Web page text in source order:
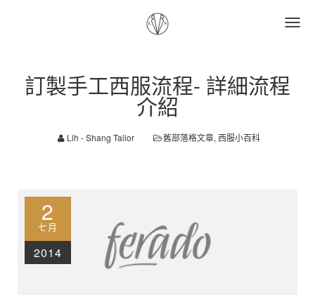
訂製手工西服流程- 詳細流程
介紹
Lih - Shang Tailor 舊部落格文章,西服小百科
2
七月
2014